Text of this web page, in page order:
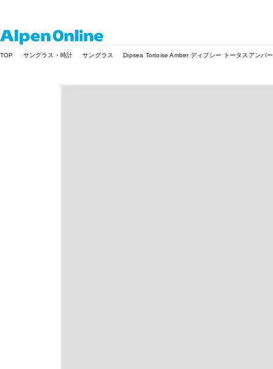
Online
TOP サングラス・時計 サングラス Dipsea Tortoise Amber ディプシー トータスアンバー